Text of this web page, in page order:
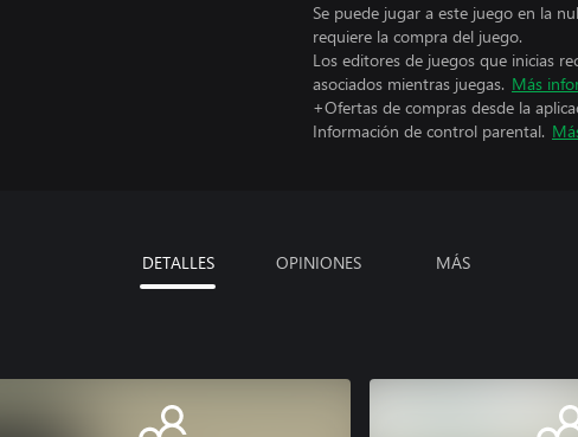
Se puede jugar a este juego en la
requiere la compra del juego.
Los editores de juegos que inicias
asociados mientras juegas. Más
+Ofertas de compras desde la
Información de control parental.
DETALLES OPINIONES MÁS